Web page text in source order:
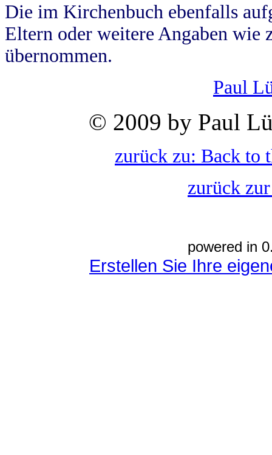
Die im Kirchenbuch ebenfalls
Eltern oder weitere Angaben wie
übernommen.
Paul
© 2009 by Paul
zurück zu: Back to
zurück
powered in
Erstellen Sie Ihre